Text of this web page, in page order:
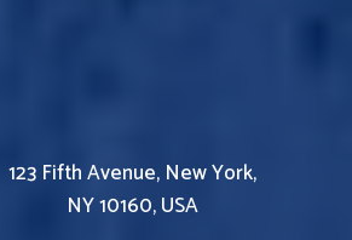
123 Fifth Avenue, New York,
NY 10160, USA